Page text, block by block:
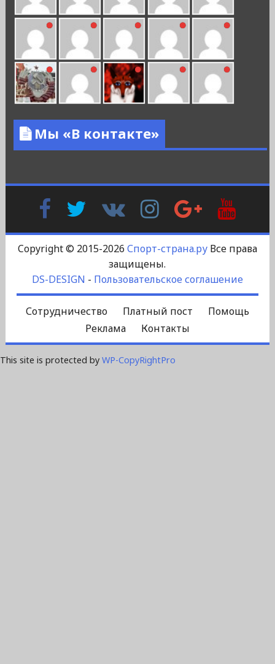
Мы «В контакте»
FacebookTwitter
Контакте
InstagramGoogle
Plus
Copyright © 2015-2026 Спорт-страна.руВсе права
защищены.
DS-DESIGN - Пользовательское соглашение
Сотрудничество Платный пост
Помощь
Реклама
Контакты
This site is protected by WP-CopyRightPro